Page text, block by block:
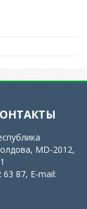
MD-2012,
87, E-mail: